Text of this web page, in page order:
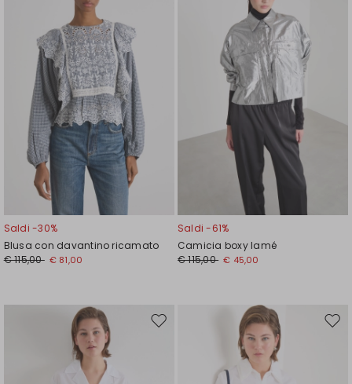
Saldi -30%
Blusa con davantino ricamato
€ 115,00 € 81,00
Saldi -61%
Camicia boxy lamé
€ 115,00 € 45,00
Sposta